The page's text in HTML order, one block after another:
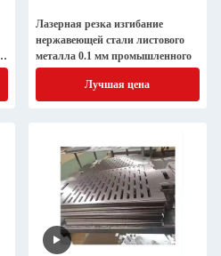
Лазерная резка изгибание
нержавеющей стали листового
металла 0.1 мм промышленного
Лучшая цена